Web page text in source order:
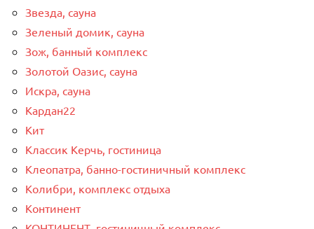
Звезда, сауна
Зеленый домик, сауна
Зож, банный комплекс
Золотой Оазис, сауна
Искра, сауна
Кардан22
Кит
Классик Керчь, гостиница
Клеопатра, банно-гостиничный комплекс
Колибри, комплекс отдыха
Континент